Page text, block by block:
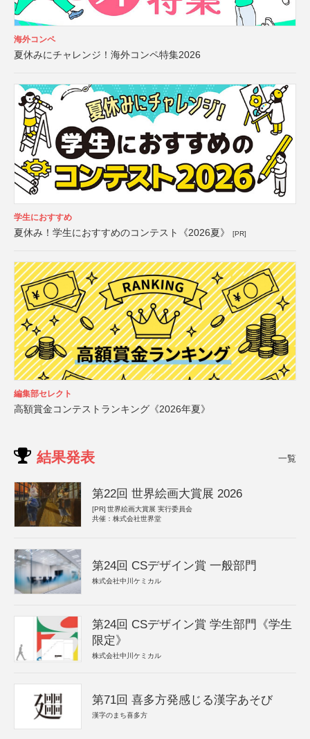
海外コンペ
夏休みにチャレンジ！海外コンペ特集2026
学生におすすめ
夏休み！学生におすすめのコンテスト《2026夏》 [PR]
編集部セレクト
高額賞金コンテストランキング《2026年夏》
結果発表 一覧
第22回 世界絵画大賞展 2026
[PR] 世界絵画大賞展 実行委員会
共催：株式会社世界堂
第24回 CSデザイン賞 一般部門
株式会社中川ケミカル
第24回 CSデザイン賞 学生部門《学生
限定》
株式会社中川ケミカル
第71回 喜多方発感じる漢字あそび
漢字のまち喜多方